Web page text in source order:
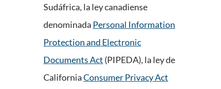
Sudáfrica, la ley canadiense
denominada Personal Information
Protection and Electronic
Documents Act (PIPEDA), la ley de
CaliforniaConsumer Privacy Act